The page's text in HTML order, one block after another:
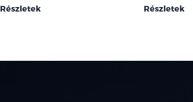
Részletek Részletek